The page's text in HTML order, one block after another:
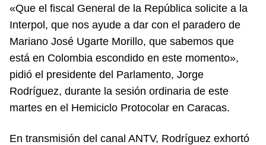
«Que el fiscal General de la República solicite a la
Interpol, que nos ayude a dar con el paradero de
Mariano José Ugarte Morillo, que sabemos que
está en Colombia escondido en este momento»,
pidió el presidente del Parlamento, Jorge
Rodríguez, durante la sesión ordinaria de este
martes en el Hemiciclo Protocolar en Caracas.
En transmisión del canal ANTV, Rodríguez exhortó